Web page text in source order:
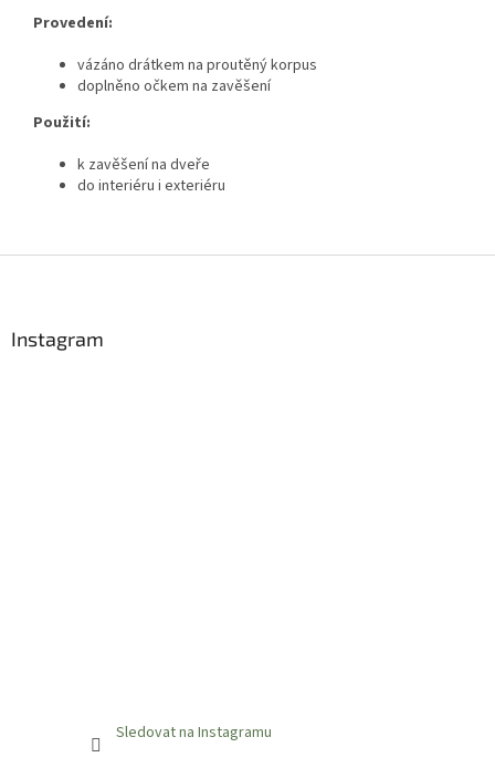
Provedení:
vázáno drátkem na proutěný korpus
doplněno očkem na zavěšení
Použití:
k zavěšení na dveře
do interiéru i exteriéru
Instagram
Sledovat na Instagramu